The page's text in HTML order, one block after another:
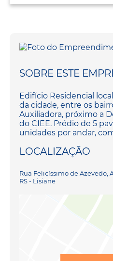
SOBRE ESTE
Edifício Residencial
da cidade, entre os
Auxiliadora, próximo a
do CIEE. Prédio de 5
unidades por andar,
LOCALIZAÇÃO
Rua Felicíssimo de Azevedo,
RS - Lisiane